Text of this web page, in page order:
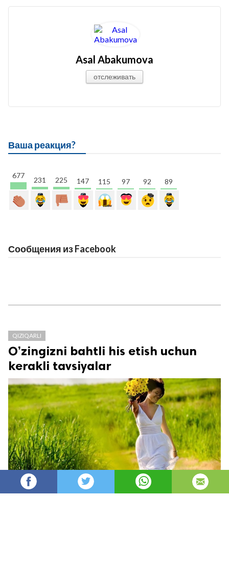
Asal Abakumova
отслеживать
Ваша реакция?
677
231 225 147 115 97 92 89
Сообщения из Facebook
QIZIQARLI
O’zingizni bahtli his etish uchun
kerakli tavsiyalar